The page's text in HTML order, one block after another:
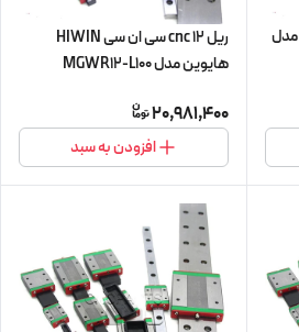
ریل 15 cnc سی ان سی HIWIN مدل
ریل 12 cnc سی ان سی HIWIN
هایوین مدل MGWR12-L100
20,981,400
افزودن به سبد